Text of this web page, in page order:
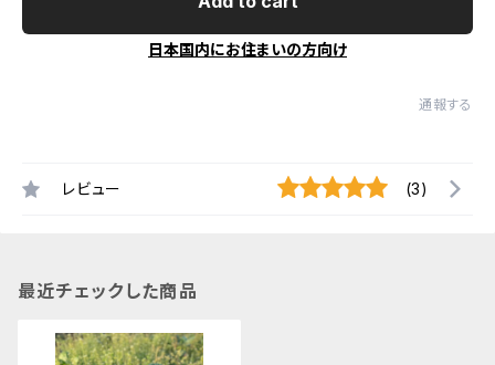
日本国内にお住まいの方向け
通報する
レビュー (3)
最近チェックした商品